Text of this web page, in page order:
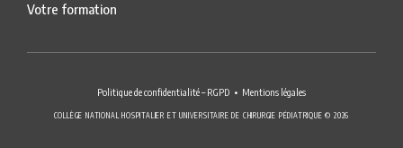
Votre formation
Politique de confidentialité – RGPD Mentions légales
COLLÈGE NATIONAL HOSPITALIER ET UNIVERSITAIRE DE CHIRURGIE PÉDIATRIQUE © 2026